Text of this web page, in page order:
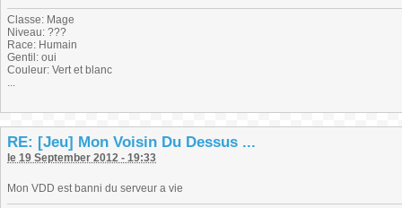
Classe: Mage
Niveau: ???
Race: Humain
Gentil: oui
Couleur: Vert et blanc
...
RE: [Jeu] Mon Voisin Du Dessus ...
le 19 September 2012 - 19:33
Mon VDD est banni du serveur a vie